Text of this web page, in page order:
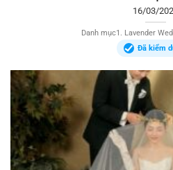
16/03/
Danh mục1. Lavender
Đã kiểm